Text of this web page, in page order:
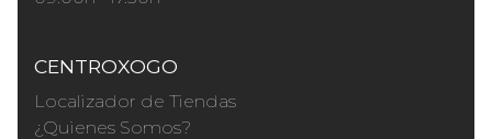
CENTROXOGO
Localizador de Tiendas
¿Quienes Somos?